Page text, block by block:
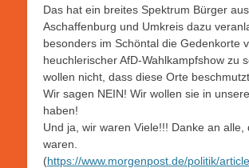
Das hat ein breites Spektrum Bürger aus
Aschaffenburg und Umkreis dazu
besonders im Schöntal die Gedenkorte
heuchlerischer AfD-Wahlkampfshow zu
wollen nicht, dass diese Orte
Wir sagen NEIN! Wir wollen sie in
haben!
Und ja, wir waren Viele!!! Danke an alle,
waren.
(https://www.morgenpost.de/politik/